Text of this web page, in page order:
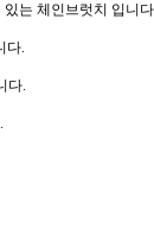
있는 체인브럿치 입니
다.
다.